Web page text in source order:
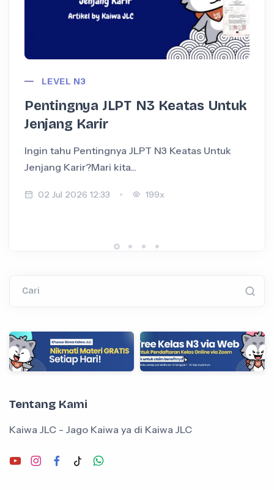
LEVEL N3
Pentingnya JLPT N3 Keatas Untuk
Jenjang Karir
Ingin tahu Pentingnya JLPT N3 Keatas Untuk
Jenjang Karir?Mari kita...
02 Jul 2026 12:33 199x
Cari
Tentang Kami
Kaiwa JLC - Jago Kaiwa ya di Kaiwa JLC